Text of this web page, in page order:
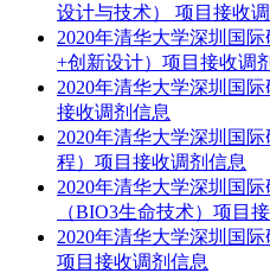
设计与技术） 项目接收
2020年清华大学深圳国
+创新设计）项目接收调
2020年清华大学深圳国
接收调剂信息
2020年清华大学深圳国
程）项目接收调剂信息
2020年清华大学深圳国
（BIO3生命技术）项目
2020年清华大学深圳国
项目接收调剂信息